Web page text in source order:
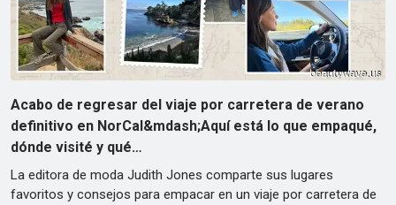
Acabo de regresar del viaje por carretera de verano
definitivo en NorCal&mdash;Aquí está lo que empaqué,
dónde visité y qué…
La editora de moda Judith Jones comparte sus lugares
favoritos y consejos para empacar en un viaje por carretera de